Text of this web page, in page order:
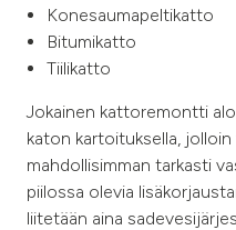
Konesaumapeltikatto
Bitumikatto
Tiilikatto
Jokainen kattoremontti
katon kartoituksella,
mahdollisimman tarkasti
piilossa olevia
liitetään aina